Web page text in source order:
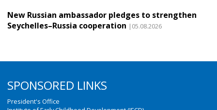
New Russian ambassador pledges to strengthen
Seychelles–Russia cooperation |05.08.2026
SPONSORED LINKS
President's Office